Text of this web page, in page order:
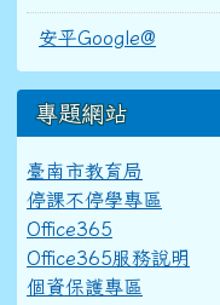
安平Google@
專題網站
臺南市教育局
停課不停學專區
Office365
Office365服務說明
個資保護專區